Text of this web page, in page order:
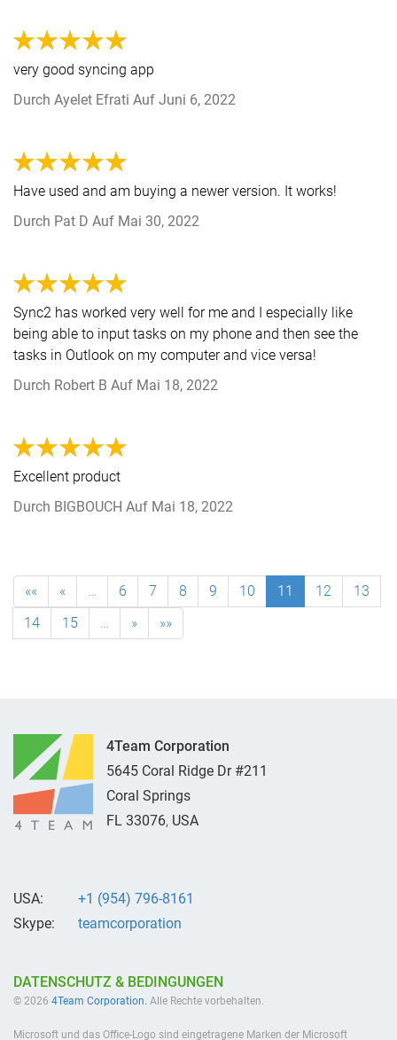
very good syncing app
Durch Ayelet Efrati Auf Juni 6, 2022
Have used and am buying a newer version. It works!
Durch Pat D Auf Mai 30, 2022
Sync2 has worked very well for me and I especially like
being able to input tasks on my phone and then see the
tasks in Outlook on my computer and vice versa!
Durch Robert B Auf Mai 18, 2022
Excellent product
Durch BIGBOUCH Auf Mai 18, 2022
«« « … 6 7 8 9 10 11 12
13
14
15 … » »»
4Team Corporation
5645 Coral Ridge Dr #211
Coral Springs
FL 33076, USA
USA:
Skype:
+1 (954) 796-8161
teamcorporation
DATENSCHUTZ & BEDINGUNGEN
© 2026 4Team Corporation. Alle Rechte vorbehalten.
Microsoft und das Office-Logo sind eingetragene Marken der Microsoft